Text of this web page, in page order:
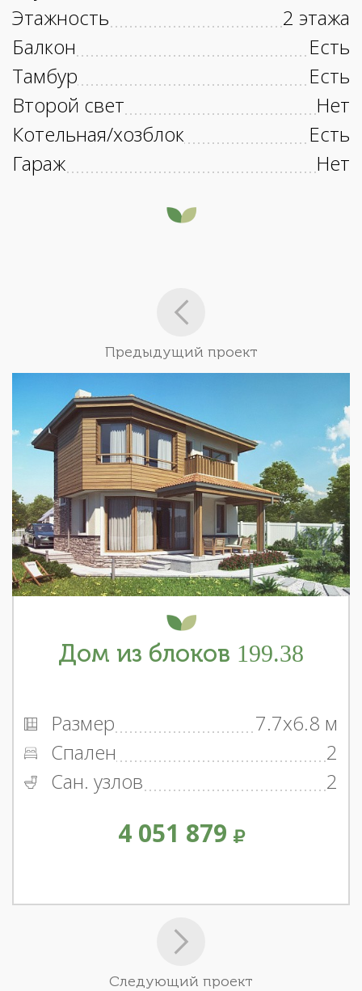
Этажность
2 этажа
Балкон
Есть
Тамбур
Есть
Второй свет
Нет
Котельная/хозблок
Есть
Гараж
Нет
Предыдущий проект
Дом из блоков 199.38
Размер
7.7x6.8 м
Спален
2
Сан. узлов
2
4 051 879
Следующий проект